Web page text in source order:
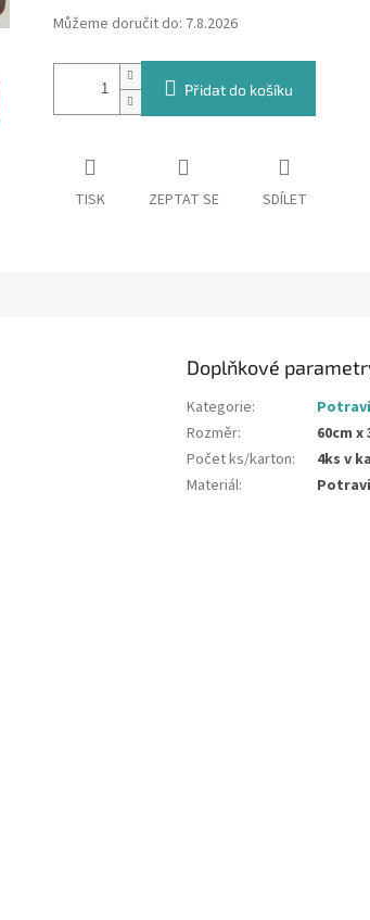
Můžeme doručit do: 7.8.2026
Přidat do košíku
TISK ZEPTAT SE SDÍLET
Doplňkové
Kategorie:
Rozměr:
60cm x
Počet ks/karton:
4ks v
Materiál: